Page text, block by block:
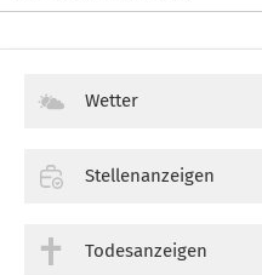
Wetter
Stellenanzeigen
Todesanzeigen